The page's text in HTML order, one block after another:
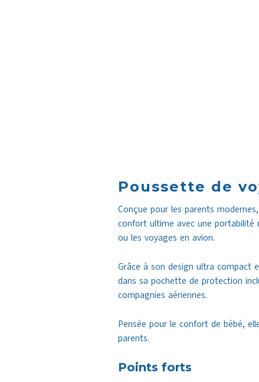
Poussette de
Conçue pour les parents
confort ultime avec une portabilité
ou les voyages en avion.
Grâce à son design ultra compact
dans sa pochette de protection
compagnies aériennes.
Pensée pour le confort de bébé,
parents.
Points forts